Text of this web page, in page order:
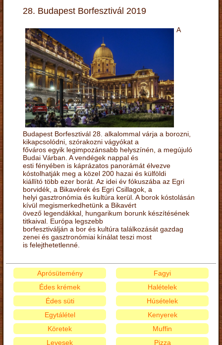
28. Budapest Borfesztivál 2019
A
Budapest Borfesztivál 28. alkalommal várja a borozni,
kikapcsolódni, szórakozni vágyókat a
főváros egyik legimpozánsabb helyszínén, a megújuló
Budai Várban. A vendégek nappal és
esti fényében is káprázatos panorámát élvezve
kóstolhatják meg a közel 200 hazai és külföldi
kiállító több ezer borát. Az idei év fókuszába az Egri
borvidék, a Bikavérek és Egri Csillagok, a
helyi gasztronómia és kultúra kerül. A borok kóstolásán
kívül megismerkedhetünk a Bikavért
övező legendákkal, hungarikum borunk készítésének
titkaival. Európa legszebb
borfesztiválján a bor és kultúra találkozását gazdag
zenei és gasztronómiai kínálat teszi most
is felejthetetlenné.
Aprósütemény
Édes krémek
Édes süti
Egytálétel
Fagyi
Halételek
Húsételek
Kenyerek
Köretek
Levesek
Muffin
Pizza